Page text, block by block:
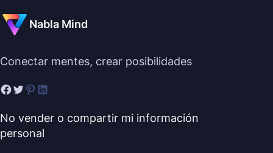
Nabla Mind
Conectar mentes, crear posibilidades
No vender o compartir mi información
personal